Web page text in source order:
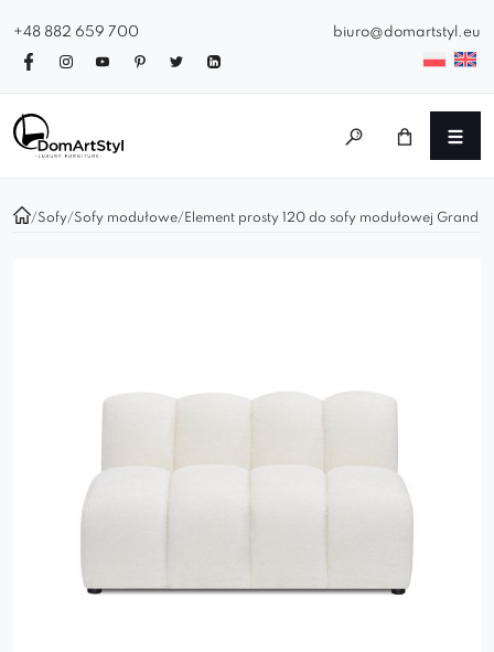
+48 882 659 700 biuro@domartstyl.eu
/Sofy/Sofy modułowe/ Element prosty 120 do sofy modułowej Grand